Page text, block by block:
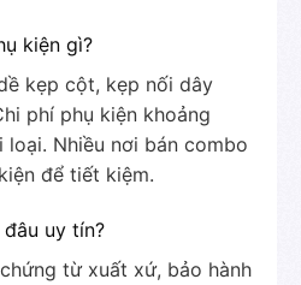
kiện gì?
kẹp cột, kẹp nối dây
phí phụ kiện khoảng
loại. Nhiều nơi bán combo
để tiết kiệm.
uy tín?
từ xuất xứ, bảo hành